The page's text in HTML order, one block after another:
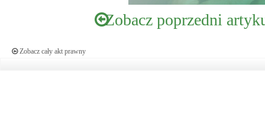
Zobacz poprzedni
Zobacz cały akt prawny